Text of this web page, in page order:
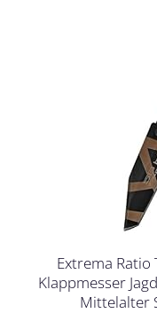
Extrema Ratio
Klappmesser
Mittelalter